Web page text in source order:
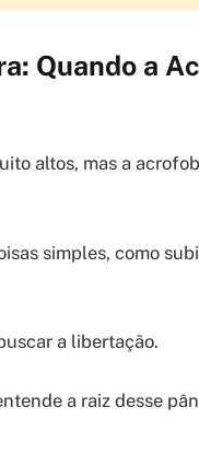
Quando a
altos, mas a
simples, como
a libertação.
a raiz desse